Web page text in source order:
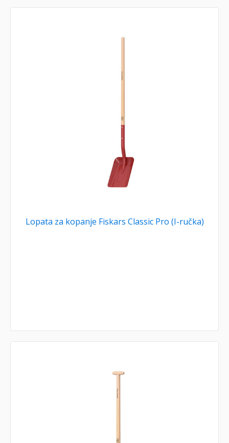
Lopata za kopanje Fiskars Classic Pro (I-ručka)